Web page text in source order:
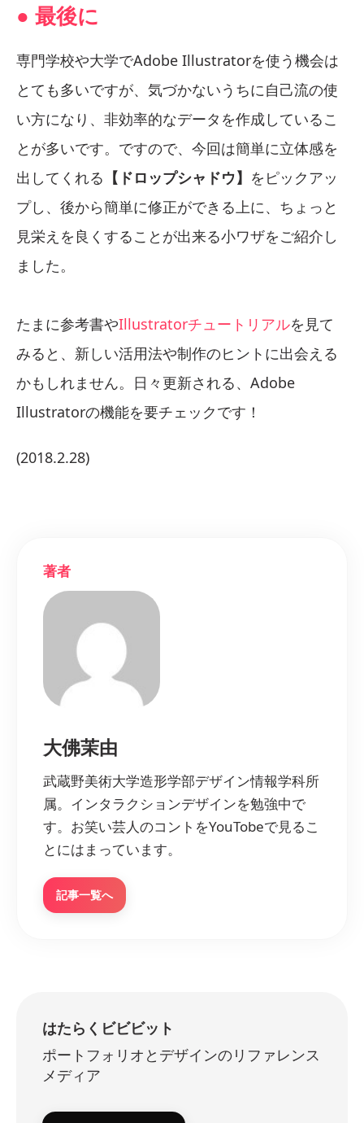
● 最後に
専門学校や大学でAdobe Illustratorを使う機会は
とても多いですが、気づかないうちに自己流の使
い方になり、非効率的なデータを作成しているこ
とが多いです。ですので、今回は簡単に立体感を
出してくれる 【ドロップシャドウ】 をピックアッ
プし、後から簡単に修正ができる上に、ちょっと
見栄えを良くすることが出来る小ワザをご紹介し
ました。
たまに参考書やIllustratorチュートリアルを見て
みると、新しい活用法や制作のヒントに出会える
かもしれません。日々更新される、Adobe
Illustratorの機能を要チェックです！
(2018.2.28)
著者
大佛茉由
武蔵野美術大学造形学部デザイン情報学科所
属。インタラクションデザインを勉強中で
す。お笑い芸人のコントをYouTobeで見るこ
とにはまっています。
記事一覧へ
はたらくビビビット
ポートフォリオとデザインのリファレンス
メディア